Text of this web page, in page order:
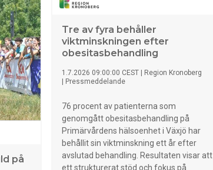
på
Tre av fyra behåller
viktminskningen efter
obesitasbehandling
1.7.2026 09:00:00 CEST
Region Kronoberg
Pressmeddelande
76 procent av patienterna som
genomgått obesitasbehandling på
Primärvårdens hälsoenhet i Växjö har
behållit sin viktminskning ett år efter
avslutad behandling. Resultaten visar att
ett strukturerat stöd och fokus på